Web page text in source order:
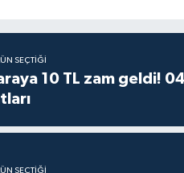
SEÇTIĞI
10 TL zam geldi!
SEÇTIĞI